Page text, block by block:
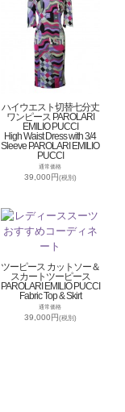
ハイウエスト切替七分丈
ワンピース PAROLARI
EMILIO PUCCI
High Waist Dress with 3/4
Sleeve PAROLARI EMILIO
PUCCI
通常価格
39,000円(税別)
ツーピース カットソー＆
スカートツーピース
PAROLARI EMILIO PUCCI
Fabric Top & Skirt
通常価格
39,000円(税別)